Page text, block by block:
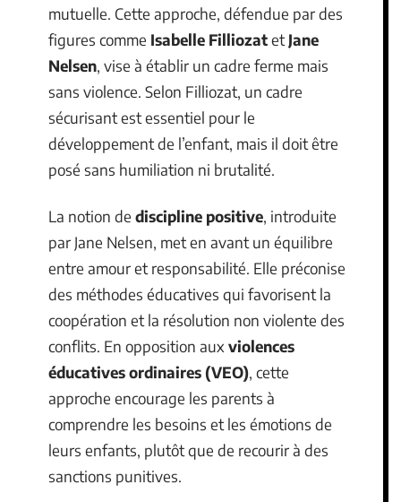
mutuelle. Cette approche, défendue par des
figures comme Isabelle Filliozatet Jane
Nelsen, vise à établir un cadre ferme mais
sans violence. Selon Filliozat, un cadre
sécurisant est essentiel pour le
développement de l’enfant, mais il doit être
posé sans humiliation ni brutalité.
La notion de discipline positive, introduite
par Jane Nelsen, met en avant un équilibre
entre amour et responsabilité. Elle préconise
des méthodes éducatives qui favorisent la
coopération et la résolution non violente des
conflits. En opposition aux violences
éducatives ordinaires (VEO), cette
approche encourage les parents à
comprendre les besoins et les émotions de
leurs enfants, plutôt que de recourir à des
sanctions punitives.